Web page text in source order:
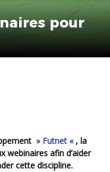
pour
» Futnet « , la
webinaires afin d’aider
cette discipline.